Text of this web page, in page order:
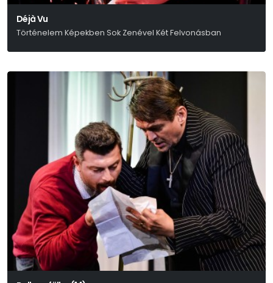
Déjà Vu
Történelem Képekben Sok Zenével Két Felvonásban